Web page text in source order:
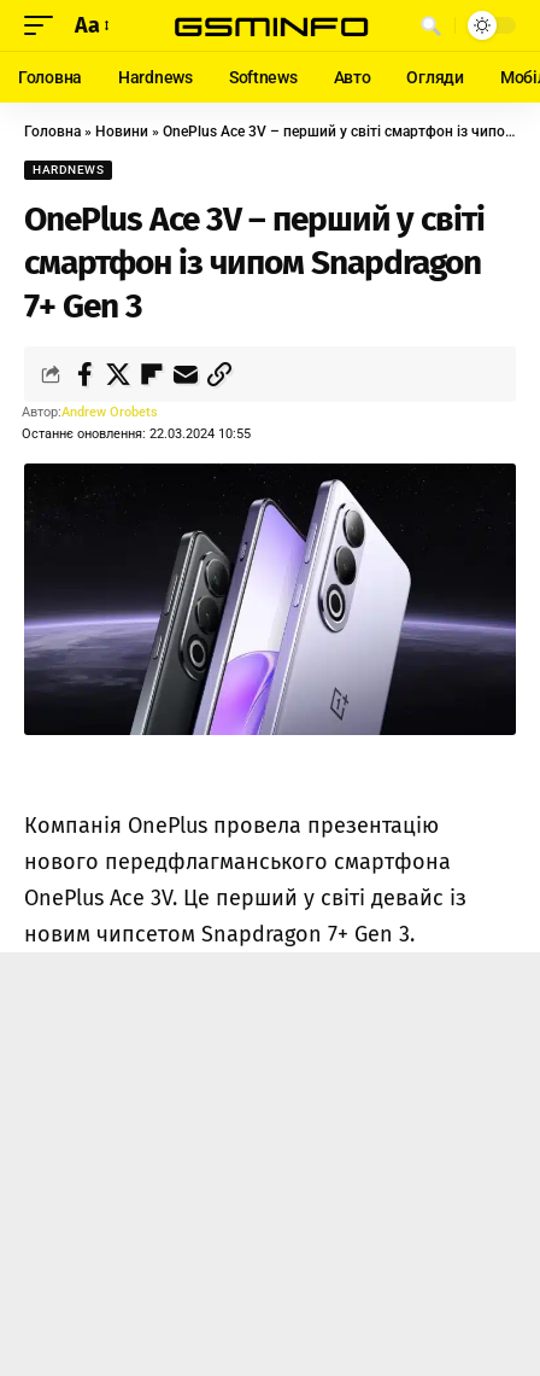
Aa
Головна Hardnews Softnews Авто Огляди
Головна » Новини » OnePlus Ace 3V – перший у світі смартфон із чипом Snapdragon 7+ Gen 3
HARDNEWS
OnePlus Ace 3V – перший у світі
смартфон із чипом Snapdragon
7+ Gen 3
Останнє оновлення: 22.03.2024 10:55
Автор:Andrew Orobets
Компанія OnePlus провела презентацію
нового передфлагманського смартфона
OnePlus Ace 3V. Це перший у світі девайс із
новим чипсетом Snapdragon 7+ Gen 3.